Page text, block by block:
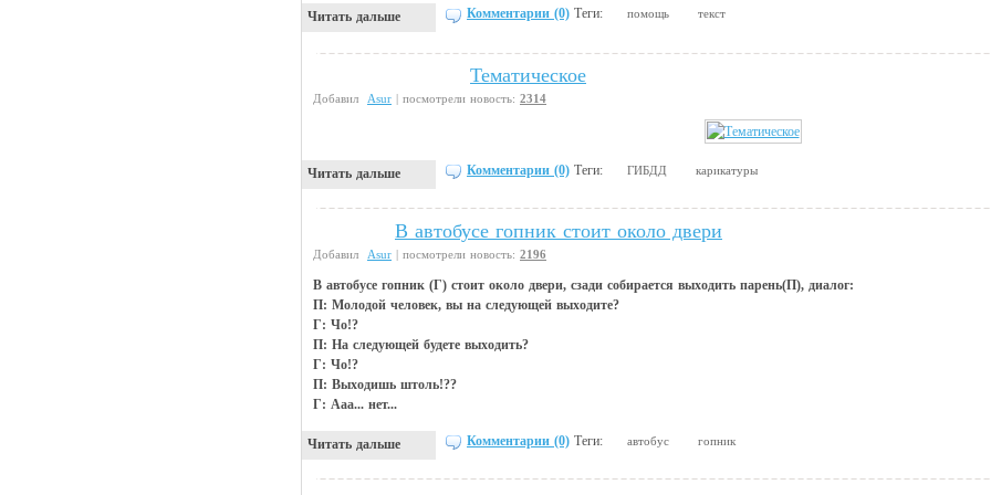
Читать дальше Комментарии (0) Теги: помощь текст
Тематическое
Добавил Asur | посмотрели новость: 2314
Читать дальше Комментарии (0) Теги: ГИБДД карикатуры
В автобусе гопник стоит около двери
Добавил Asur | посмотрели новость: 2196
В автобусе гопник (Г) стоит около двери, сзади собирается выходить парень(П), диалог:
П: Молодой человек, вы на следующей выходите?
Г: Чо!?
П: На следующей будете выходить?
Г: Чо!?
П: Выходишь штоль!??
Г: Ааа... нет...
Читать дальше Комментарии (0) Теги: автобус гопник